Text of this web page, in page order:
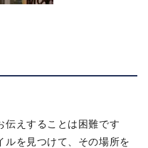
伝えすることは困難です
ルを見つけて、その場所を